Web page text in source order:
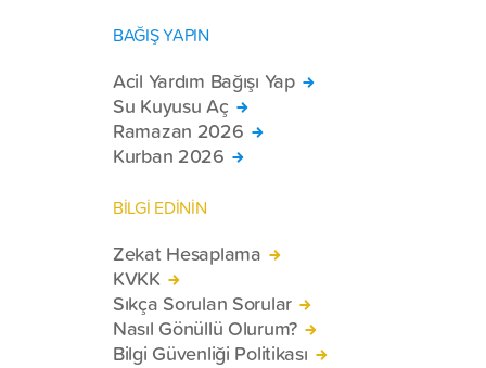
BAĞIŞ YAPIN
Acil Yardım Bağışı Yap
Su Kuyusu Aç
Ramazan 2026
Kurban 2026
BİLGİ EDİNİN
Zekat Hesaplama
KVKK
Sıkça Sorulan Sorular
Nasıl Gönüllü Olurum?
Bilgi Güvenliği Politikası